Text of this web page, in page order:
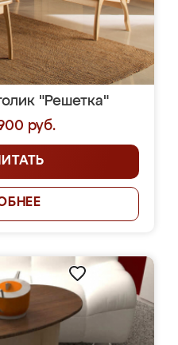
"Решетка"
руб.